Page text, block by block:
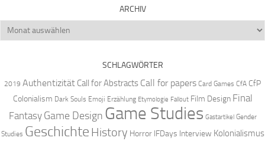
ARCHIV
Archiv
SCHLAGWÖRTER
2019 Authentizität Call for Abstracts Call for papers Card Games CfA CfP
Colonialism Dark Souls Emoji Erzählung Etymologie Fallout Film Design Final
Fantasy Game Design Game Studies Gastartikel Gender
Studies Geschichte History Horror IFDays Interview Kolonialismus